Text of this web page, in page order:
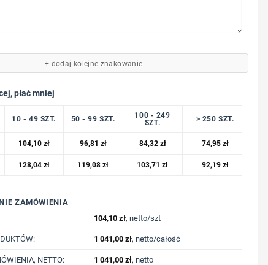
+ dodaj kolejne znakowanie
płać mniej
10 - 49 SZT. 50 - 99 SZT.
100 - 249
SZT.
> 250 SZT.
104,10 zł 96,81 zł 84,32 zł 74,95 zł
128,04 zł 119,08zł 103,71zł 92,19 zł
ZAMÓWIENIA
104,10 zł, netto/szt
1 041,00 zł, netto/całość
NETTO: 1 041,00 zł, netto